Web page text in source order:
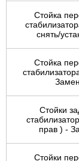
Стойка
снять/
Стойка
Стойки
прав ) -
Стойки